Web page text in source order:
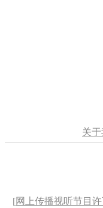
关
[网上传播视听节目许